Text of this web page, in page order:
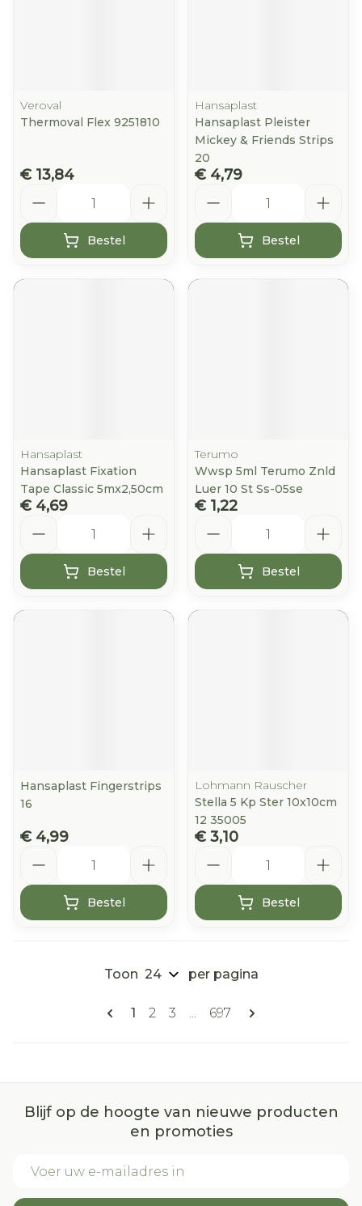
Veroval
Thermoval Flex 9251810
€ 13,84
Bestel
Hansaplast
Hansaplast Pleister
Mickey & Friends Strips
20
€ 4,79
Bestel
Hansaplast
Hansaplast Fixation
Tape Classic 5mx2,50cm
€ 4,69
Bestel
Terumo
Wwsp 5ml Terumo Znld
Luer 10 St Ss-05se
€ 1,22
Bestel
Hansaplast Fingerstrips
16
€ 4,99
Bestel
Lohmann Rauscher
Stella 5 Kp Ster 10x10cm
12 35005
€ 3,10
Bestel
Pagina's
U lees momenteel pagina
1 Pagina
2 Pagina
3 ... Pagina
697
Toon per pagina
Blijf op de hoogte van nieuwe producten
en promoties